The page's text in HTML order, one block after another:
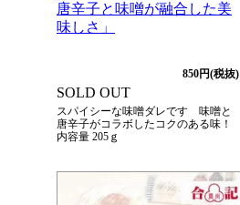
唐辛子と味噌が融合した美
味しさ」
850円(税抜)
SOLD OUT
スパイシーな味噌ダレです 味噌と
唐辛子がコラボしたコクのある味！
内容量 205ｇ